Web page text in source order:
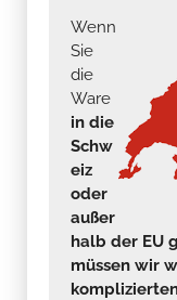
Wenn
Sie
die
Ware
in die
Schw
eiz
oder
außer
halb der EU
müssen wir